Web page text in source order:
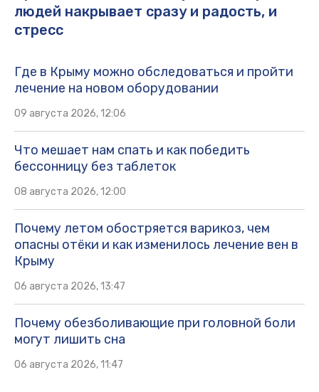
людей накрывает сразу и радость, и
стресс
Где в Крыму можно обследоваться и пройти
лечение на новом оборудовании
09 августа 2026, 12:06
Что мешает нам спать и как победить
бессонницу без таблеток
08 августа 2026, 12:00
Почему летом обостряется варикоз, чем
опасны отёки и как изменилось лечение вен в
Крыму
06 августа 2026, 13:47
Почему обезболивающие при головной боли
могут лишить сна
06 августа 2026, 11:47